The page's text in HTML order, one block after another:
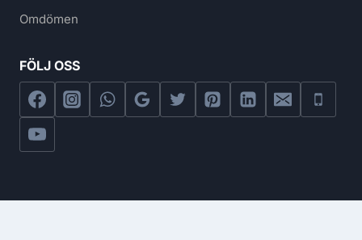
Omdömen
FÖLJ OSS